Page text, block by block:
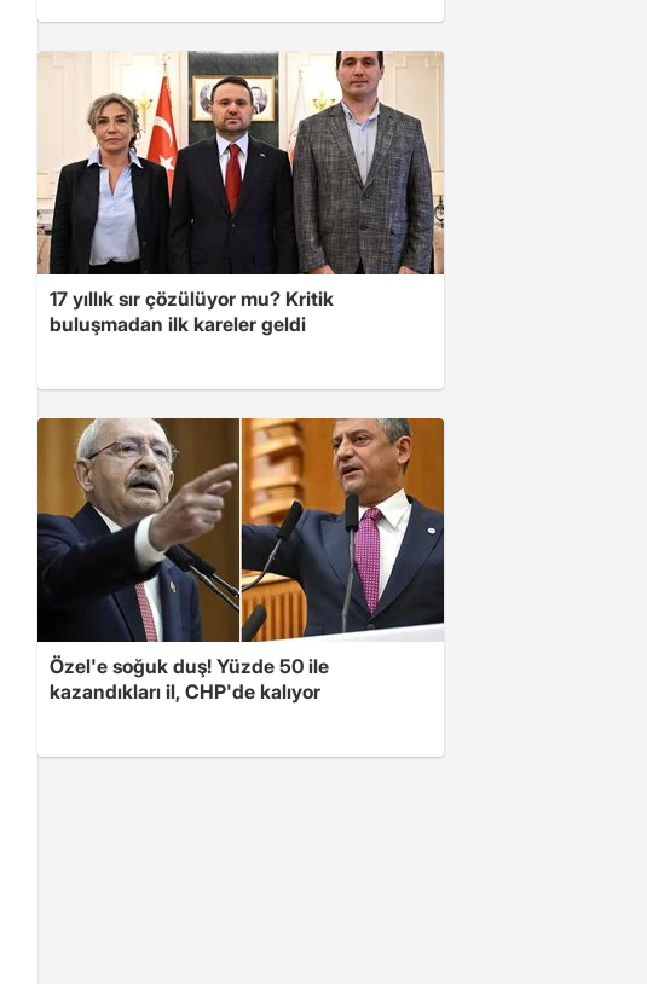
17 yıllık sır çözülüyor mu? Kritik
buluşmadan ilk kareler geldi
Özel'e soğuk duş! Yüzde 50 ile
kazandıkları il, CHP'de kalıyor